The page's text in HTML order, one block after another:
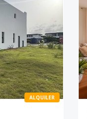
ALQUILER